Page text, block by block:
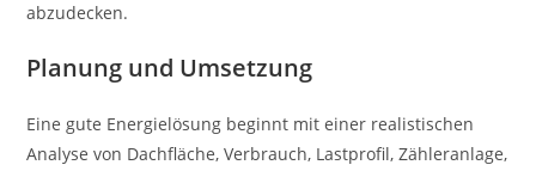
abzudecken.
Planung und Umsetzung
Eine gute Energielösung beginnt mit einer realistischen
Analyse von Dachfläche, Verbrauch, Lastprofil, Zähleranlage,